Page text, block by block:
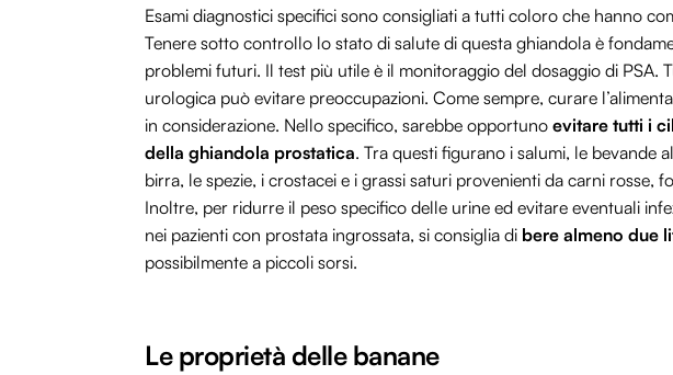
Esami diagnostici specifici sono consigliati a tutti coloro che hanno
Tenere sotto controllo lo stato di salute di questa ghiandola è
problemi futuri. Il test più utile è il monitoraggio del dosaggio di PSA.
urologica può evitare preoccupazioni. Come sempre, curare
in considerazione. Nello specifico, sarebbe opportuno evitare tutti i
della ghiandola prostatica. Tra questi figurano i salumi, le bevande
birra, le spezie, i crostacei e i grassi saturi provenienti da carni rosse,
Inoltre, per ridurre il peso specifico delle urine ed evitare eventuali
nei pazienti con prostata ingrossata, si consiglia di bere almeno due
possibilmente a piccoli sorsi.
Le proprietà delle banane